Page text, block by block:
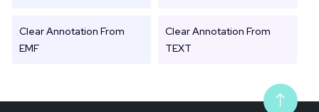
Clear Annotation From
EMF
Clear Annotation From
TEXT